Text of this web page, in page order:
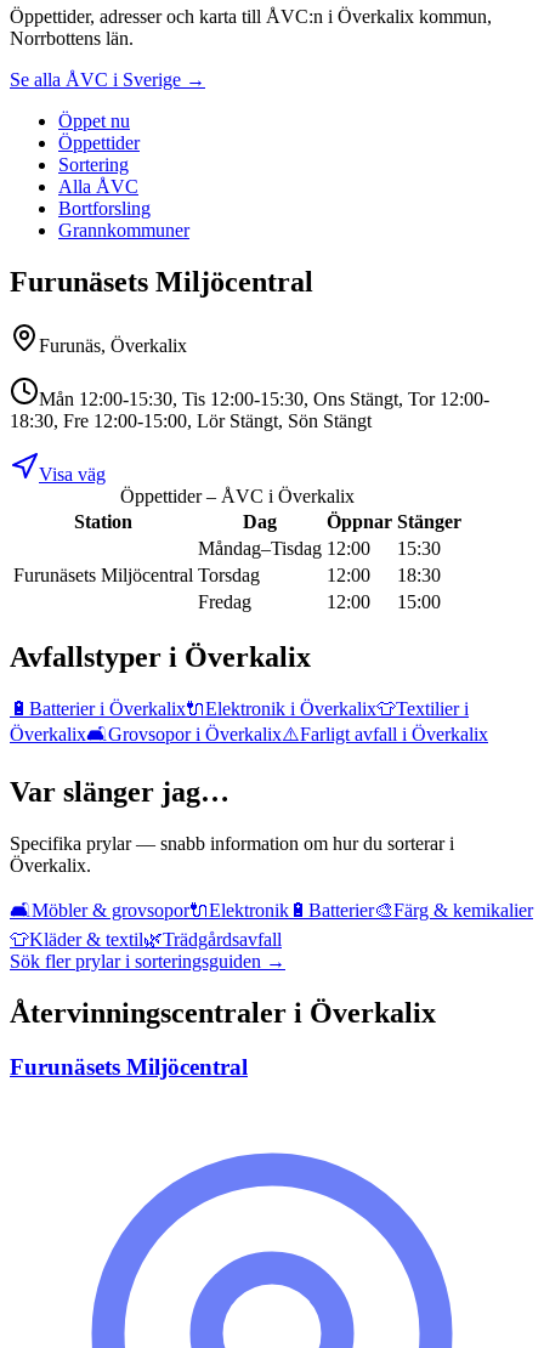
Öppettider, adresser och karta till ÅVC:n i Överkalix kommun,
Norrbottens län.
Se alla ÅVC i Sverige →
Öppet nu
Öppettider
Sortering
Alla ÅVC
Bortforsling
Grannkommuner
Furunäsets Miljöcentral
Furunäs, Överkalix
Mån 12:00-15:30, Tis 12:00-15:30, Ons Stängt, Tor 12:00-
18:30, Fre 12:00-15:00, Lör Stängt, Sön Stängt
Visa väg
Öppettider – ÅVC i Överkalix
Station
Dag Öppnar Stänger
Furunäsets Miljöcentral
Måndag–Tisdag 12:00
15:30
Torsdag
12:00
18:30
Fredag
12:00 15:00
Avfallstyper i Överkalix
🔋 Batterieri Överkalix🔌Elektronik i Överkalix👕Textilieri
Överkalix🛋️Grovsopori Överkalix⚠️Farligt avfall i Överkalix
Var slänger jag…
Specifika prylar — snabb information om hur du sorterar i
Överkalix.
🛋️Möbler & grovsopor🔌Elektronik 🔋 Batterier🎨Färg & kemikalier
👕Kläder & textil🌿Trädgårdsavfall
Sök fler prylar i sorteringsguiden →
Återvinningscentraler i Överkalix
Furunäsets Miljöcentral